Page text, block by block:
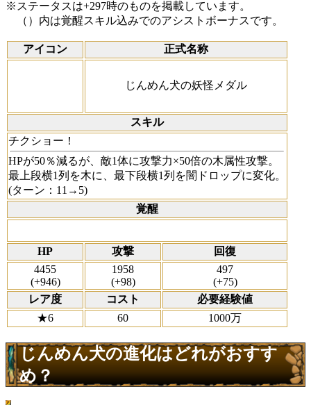
※ステータスは+297時のものを掲載しています。
（）内は覚醒スキル込みでのアシストボーナスです。
アイコン 正式名称
じんめん犬の妖怪メダル
スキル
チクショー！
HPが50％減るが、敵1体に攻撃力×50倍の木属性攻撃。
最上段横1列を木に、最下段横1列を闇ドロップに変化。
(ターン：11→5)
覚醒
HP 攻撃
回復
4455
(+946)
1958
(+98)
497
(+75)
レア度
コスト
必要経験値
★6
60 1000万
じんめん犬の進化はどれがおすす
め？